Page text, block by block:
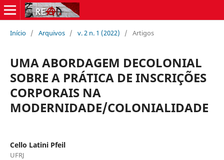
Início / Arquivos / v. 2 n. 1 (2022) / Artigos
UMA ABORDAGEM DECOLONIAL
SOBRE A PRÁTICA DE INSCRIÇÕES
CORPORAIS NA
MODERNIDADE/COLONIALIDADE
Cello Latini Pfeil
UFRJ